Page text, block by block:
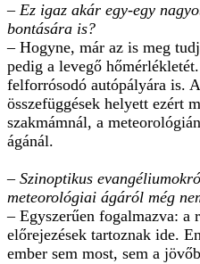
– Ez igaz akár egy-egy
bontására is?
– Hogyne, már az is meg
pedig a levegő
felforrósodó autópályára is.
összefüggések helyett ezért
szakmámnál, a
ágánál.
– Szinoptikus
meteorológiai ágáról még
– Egyszerűen fogalmazva: a
előrejezések tartoznak ide.
ember sem most, sem a